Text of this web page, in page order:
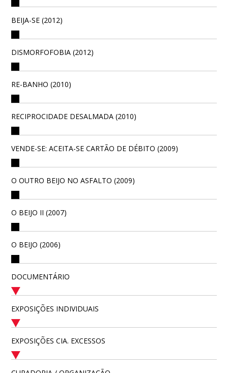
BEIJA-SE (2012)
DISMORFOFOBIA (2012)
RE-BANHO (2010)
RECIPROCIDADE DESALMADA (2010)
VENDE-SE: ACEITA-SE CARTÃO DE DÉBITO (2009)
O OUTRO BEIJO NO ASFALTO (2009)
O BEIJO II (2007)
O BEIJO (2006)
DOCUMENTÁRIO
EXPOSIÇÕES INDIVIDUAIS
EXPOSIÇÕES CIA. EXCESSOS